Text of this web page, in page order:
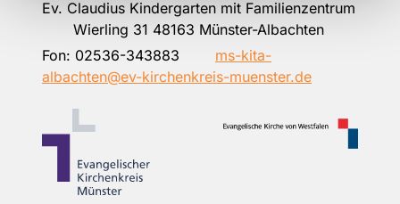
Ev. Claudius Kindergarten mit Familienzentrum
Wierling 31 48163 Münster-Albachten
Fon: 02536-343883
ms-kita-
albachten@ev-kirchenkreis-muenster.de